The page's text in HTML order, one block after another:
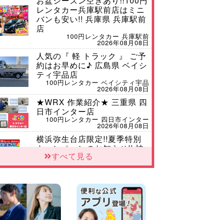
レンタカー兵庫駅前店はミニ
バンも安い!! 兵庫県 兵庫駅前
店
100円レンタカー 兵庫駅前
2026年08月08日
人気の『 軽 トラック 』 ご予
約はお早めに♪ 広島県 ベイシ
ティ宇品店
100円レンタカー ベイシティ宇品
2026年08月08日
★WRX 作業紹介★ 三重県 四
日市インター店
100円レンタカー 四日市インター
2026年08月08日
横浜弥生台店限定!!夏季特別
キャンペーンのお知らせ!! 神
奈川県 横浜弥生台店
100円レンタカー 横浜弥生台
2026三河安城店お盆休みご連
絡 愛知県 三河安城店
100円レンタカー 三河安城
2026年08月08日
すべて見る